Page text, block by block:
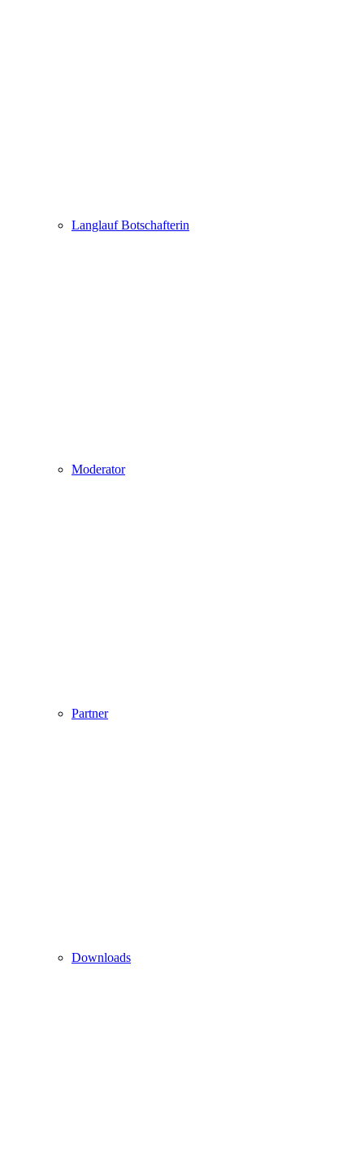
Langlauf Botschafterin
Moderator
Partner
Downloads